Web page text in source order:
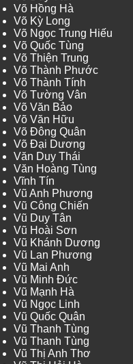
Võ Hồng Hà
Võ Kỳ Long
Võ Ngọc Trung Hiếu
Võ Quốc Tùng
Võ Thiện Trung
Võ Thành Phước
Võ Thành Tính
Võ Tường Vân
Võ Văn Bảo
Võ Văn Hữu
Võ Đông Quân
Võ Đại Dương
Văn Duy Thái
Văn Hoàng Tùng
Vĩnh Tín
Vũ Anh Phương
Vũ Công Chiến
Vũ Duy Tân
Vũ Hoài Sơn
Vũ Khánh Dương
Vũ Lan Phương
Vũ Mai Anh
Vũ Minh Đức
Vũ Mạnh Hà
Vũ Ngọc Linh
Vũ Quốc Quân
Vũ Thanh Tùng
Vũ Thanh Tùng
Vũ Thị Anh Thơ